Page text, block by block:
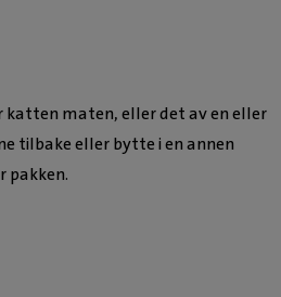
katten maten, eller det av en eller
tilbake eller bytte i en annen
pakken.